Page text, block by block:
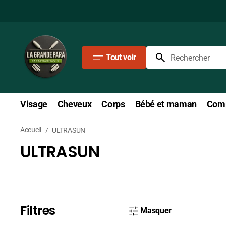
Tout voir Rechercher
Visage Cheveux Corps Bébé et maman
Accueil / ULTRASUN
ULTRASUN
Filtres Masquer